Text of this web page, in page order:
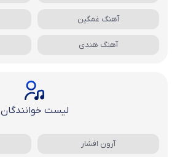
آهنگ غمگین
آهنگ هندی
لیست خوانندگان
آرون افشار